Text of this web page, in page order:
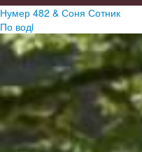
Нумер 482 & Соня Сотник
По водi